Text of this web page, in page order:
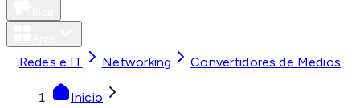
Redes e IT Networking Convertidores de Medios
Inicio